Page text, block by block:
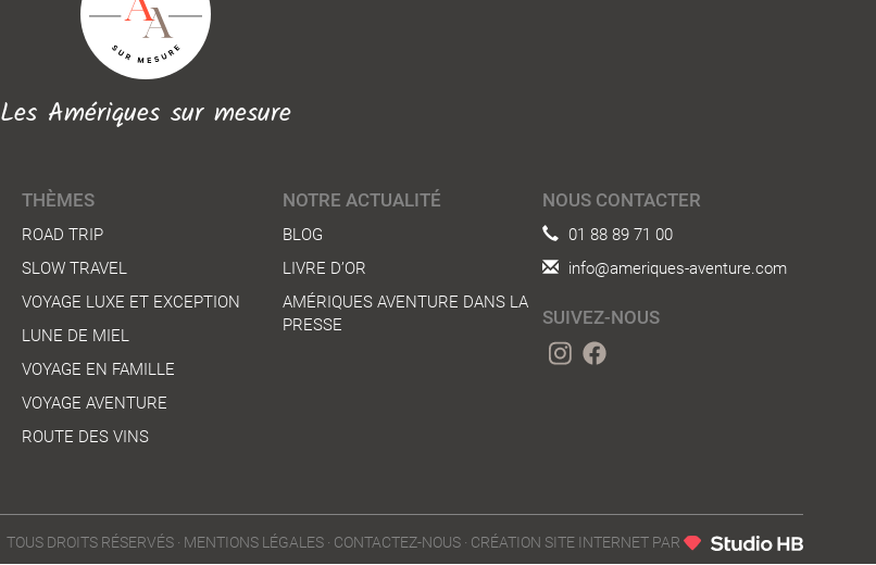
Les Amériques sur mesure
THÈMES
ROAD TRIP
SLOW TRAVEL
VOYAGE LUXE ET EXCEPTION
LUNE DE MIEL
VOYAGE EN FAMILLE
VOYAGE AVENTURE
ROUTE DES VINS
NOTRE ACTUALITÉ
BLOG
LIVRE D’OR
AMÉRIQUES AVENTURE DANS LA
PRESSE
NOUS CONTACTER
01 88 89 71 00
info@ameriques-aventure.com
SUIVEZ-NOUS
TOUS DROITS RÉSERVÉS · MENTIONS LÉGALES· CONTACTEZ-NOUS· CRÉATION SITE INTERNET PAR